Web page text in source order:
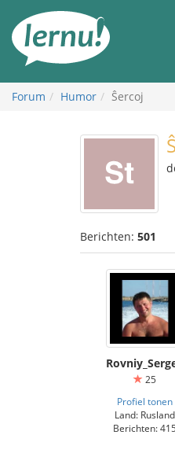
inhoud
Forum Humor Ŝercoj
Berichten: 501
25
Profiel tonen
Land: Rusland
Berichten: